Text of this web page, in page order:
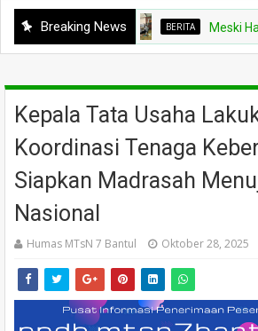
Breaking News BERITA Meski Hari
Kepala Tata Usaha
Koordinasi Tenaga
Siapkan Madrasah
Nasional
Humas MTsN 7 Bantul Oktober 28, 2025